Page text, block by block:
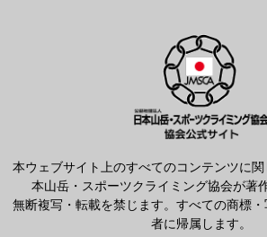
本ウェブサイト上のすべてのコンテンツに
本山岳・スポーツクライミング協会が著
無断複写・転載を禁じます。すべての商標
者に帰属します。